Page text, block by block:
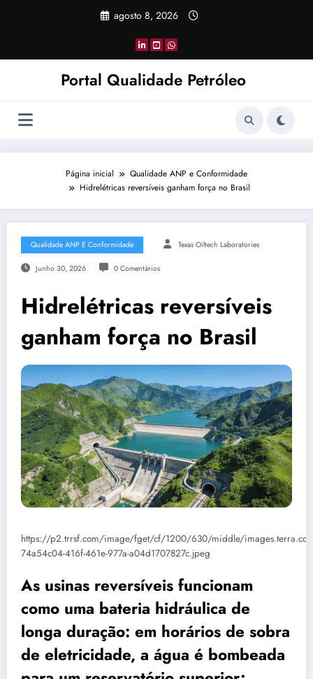
agosto 8, 2026
Portal Qualidade Petróleo
Página inicial
Qualidade ANP e Conformidade
Hidrelétricas reversíveis ganham força no Brasil
Qualidade ANP E Conformidade Texas Oiltech Laboratories
Junho 30, 2026 0 Comentários
Hidrelétricas reversíveis
ganham força no Brasil
https://p2.trrsf.com/image/fget/cf/1200/630/middle/
74a54c04-416f-461e-977a-a04d1707827c.jpeg
As usinas reversíveis funcionam
como uma bateria hidráulica de
longa duração: em horários de sobra
de eletricidade, a água é bombeada